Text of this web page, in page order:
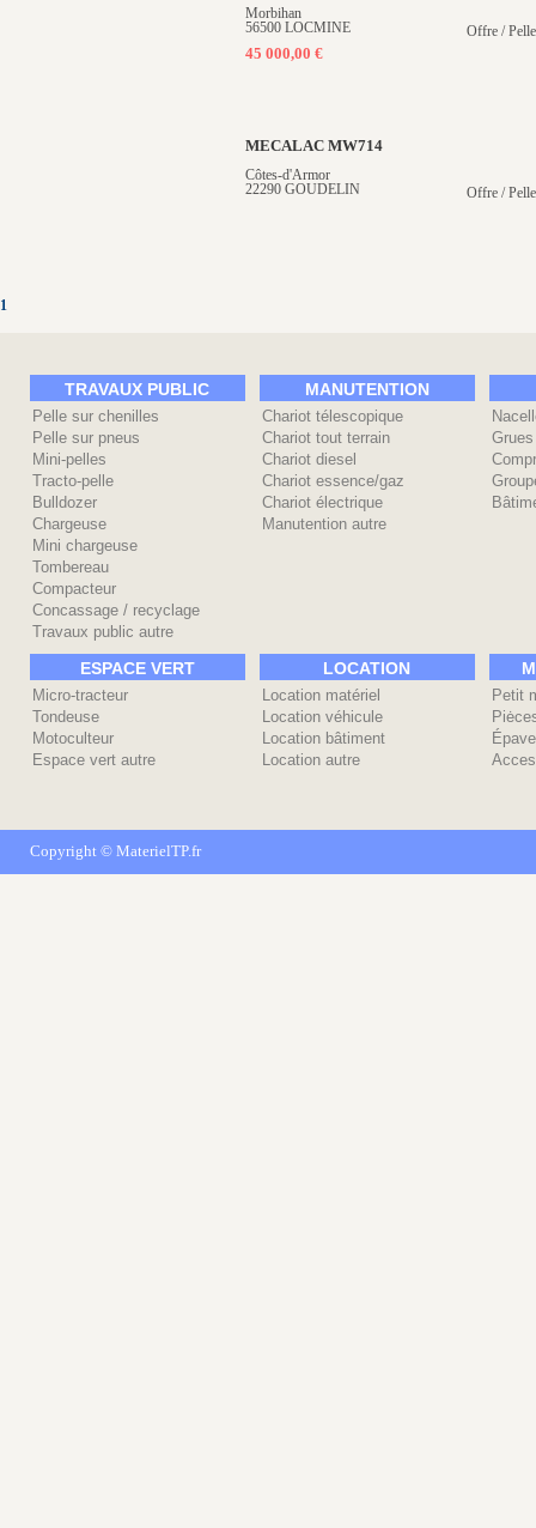
Morbihan
56500 LOCMINE
45 000,00 €
Offre /
MECALAC MW714
Côtes-d'Armor
22290 GOUDELIN
Offre /
1
TRAVAUX PUBLIC
Pelle sur chenilles
Pelle sur pneus
Mini-pelles
Tracto-pelle
Bulldozer
Chargeuse
Mini chargeuse
Tombereau
Compacteur
Concassage / recyclage
Travaux public autre
MANUTENTION
Chariot télescopique
Chariot tout terrain
Chariot diesel
Chariot essence/gaz
Chariot électrique
Manutention autre
Grues
ESPACE VERT
Micro-tracteur
Tondeuse
Motoculteur
Espace vert autre
LOCATION
Location matériel
Location véhicule
Location bâtiment
Location autre
Petit
Épave
Copyright © MaterielTP.fr